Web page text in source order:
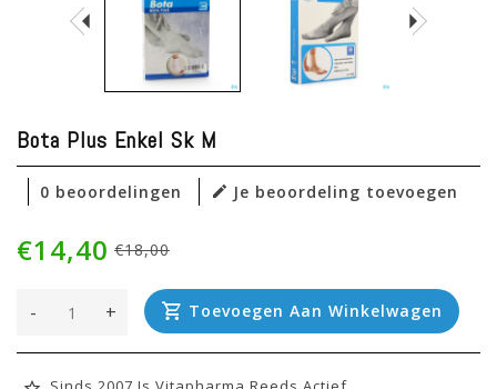
Bota Plus Enkel Sk M
0 beoordelingen Je beoordeling toevoegen
€18,00
€14,40
+
- Toevoegen Aan Winkelwagen